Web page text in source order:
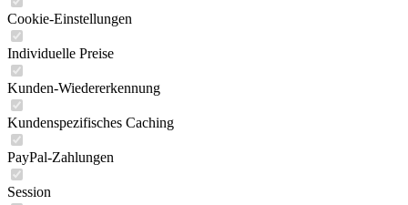
Cookie-Einstellungen
Individuelle Preise
Kunden-Wiedererkennung
Kundenspezifisches Caching
PayPal-Zahlungen
Session